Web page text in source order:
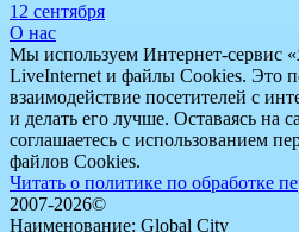
12 сентября
О нас
Мы используем Интернет-сервис
LiveInternet и файлы Cookies. Это
взаимодействие посетителей с
и делать его лучше. Оставаясь на
соглашаетесь с использованием
файлов Cookies.
Читать о политике по обработке
2007-2026©
Наименование: Global City